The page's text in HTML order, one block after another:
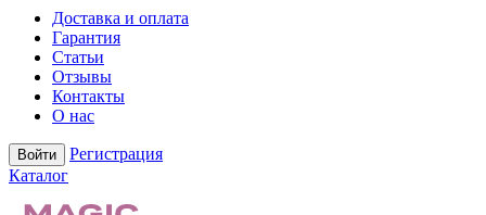
Доставка и оплата
Гарантия
Статьи
Отзывы
Контакты
О нас
Войти
Регистрация
Каталог